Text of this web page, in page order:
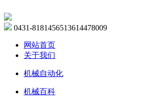
0431-8181456513614478009
网站首页
关于我们
机械自动化
机械百科